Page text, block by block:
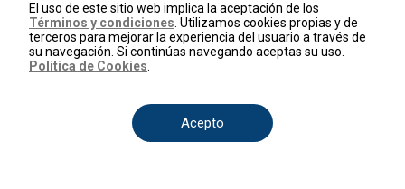
El uso de este sitio web implica la aceptación de los
Términos y condiciones . Utilizamos cookies propias y de
terceros para mejorar la experiencia del usuario a través de
su navegación. Si continúas navegando aceptas su uso.
Política de Cookies
Acepto